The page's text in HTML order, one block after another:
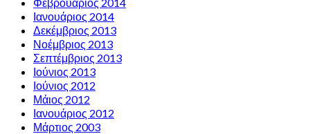
Ιανουάριος 2014
Δεκέμβριος 2013
Νοέμβριος 2013
Σεπτέμβριος 2013
Ιούνιος 2013
Ιούνιος 2012
Μάιος 2012
Ιανουάριος 2012
Μάρτιος 2003